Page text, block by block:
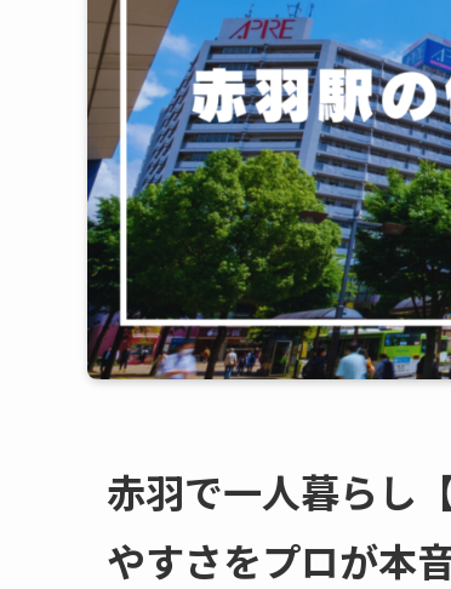
赤羽で一人暮らし
やすさをプロが本